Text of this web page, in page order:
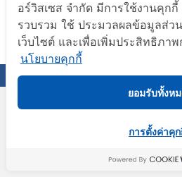
A member of
YAS Fulfillment &
© 2019 YA Sales & Services Co.,
อร์วิสเซส จำกัด มีการใช้งานคุกกี้
รวบรวม ใช้ ประมวลผลข้อมูลส่ว
เว็บไซต์ และเพื่อเพิ่มประสิทธิภา
นโยบายคุกกี้
ยอมรับทั้งห
การตั้งค่าคุ